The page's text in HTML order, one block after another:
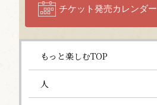
チケット発売カレンダー
もっと楽しむTOP
人